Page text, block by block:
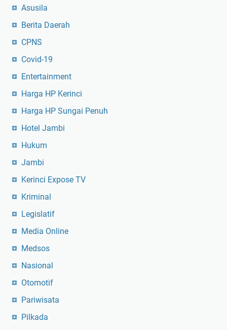
Asusila
Berita Daerah
CPNS
Covid-19
Entertainment
Harga HP Kerinci
Harga HP Sungai Penuh
Hotel Jambi
Hukum
Jambi
Kerinci Expose TV
Kriminal
Legislatif
Media Online
Medsos
Nasional
Otomotif
Pariwisata
Pilkada